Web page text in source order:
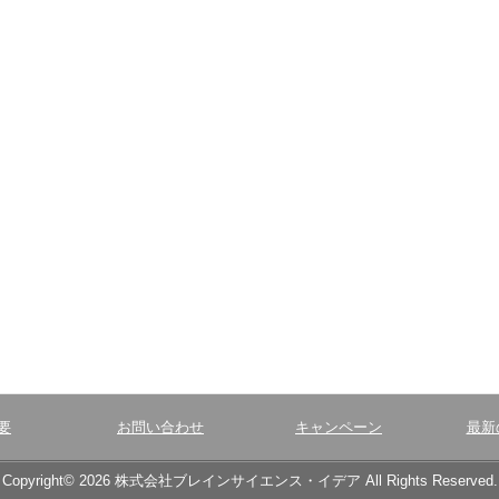
お問い合わせ キャンペーン 最新
Copyright© 2026 株式会社ブレインサイエンス・イデア All Rights Reserved.